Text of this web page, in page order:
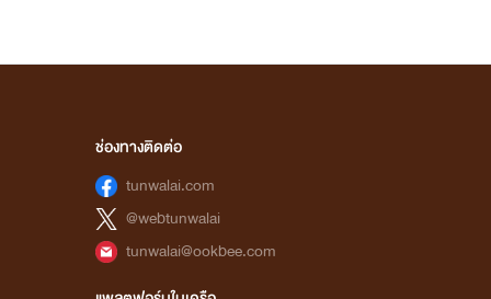
ช่องทางติดต่อ
tunwalai.com
@webtunwalai
tunwalai@ookbee.com